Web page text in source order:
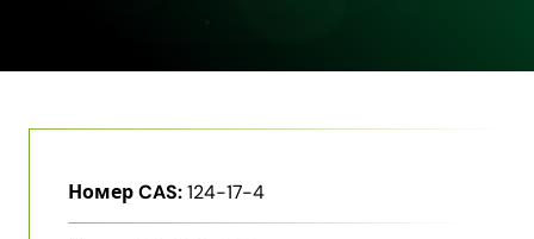
Номер CAS:124-17-4